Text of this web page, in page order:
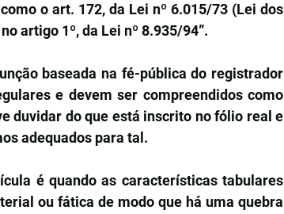
o art. 172, da Lei nº 6.015/73 (Lei dos
artigo 1º, da Lei nº 8.935/94”.
baseada na fé-pública do registrador
e devem ser compreendidos como
duvidar do que está inscrito no fólio real e
adequados para tal.
é quando as características tabulares
ou fática de modo que há uma quebra